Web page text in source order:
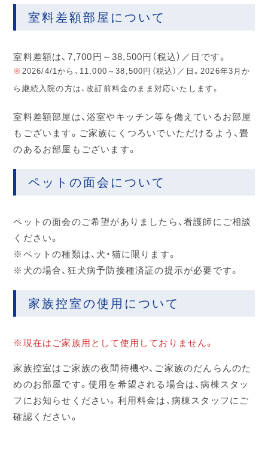
室料差額部屋について
室料差額は、7,700円～38,500円（税込）／日です。
※ 2026/4/1から、11,000～38,500円（税込）／日。2026年3月か
ら継続入院の方は、改訂前料金のまま対応いたします。
室料差額部屋は、浴室やキッチン等を備えているお部屋
もございます。ご家族にくつろいでいただけるよう、畳
のあるお部屋もございます。
ペットの面会について
ペットの面会のご希望がありましたら、看護師にご相談
ください。
※ペットの種類は、犬・猫に限ります。
※犬の場合、狂犬病予防接種済証の提示が必要です。
家族控室の使用について
※現在はご家族用として使用しておりません。
家族控室はご家族の夜間待機や、ご家族のだんらんのた
めのお部屋です。使用を希望される場合は、病棟スタッ
フにお知らせください。利用料金は、病棟スタッフにご
確認ください。